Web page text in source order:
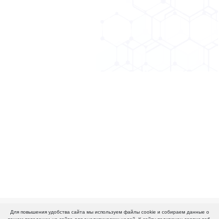
Для повышения удобства сайта мы используем файлы cookie и собираем данные о